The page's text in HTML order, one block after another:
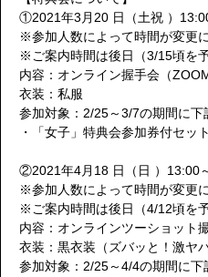
①2021年3月20 日（土祝 ）
※参加人数によって時間が変更
※ご案内時間は後日（3/15頃を
内容：オンライン握手会（
衣装：私服
参加対象：2/25～3/7の期間に
・「女子」特典会参加券付セッ
②2021年4月18 日（日 ）13:00
※参加人数によって時間が変更
※ご案内時間は後日（4/12頃を
内容：オンラインツーショット
衣装：黒衣装（ズバッと！激ヤ
参加対象：2/25～4/4の期間に